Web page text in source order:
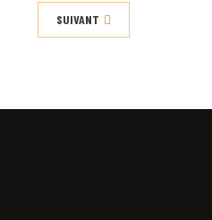
SUIVANT